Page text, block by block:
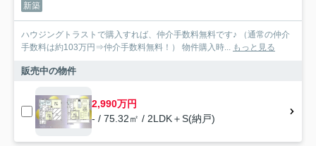
新築
ハウジングトラストで購入すれば、仲介手数料無料です♪ （通常の仲介
手数料は約103万円⇒仲介手数料無料！） 物件購入時... もっと見る
販売中の物件
2,990万円
- / 75.32㎡ / 2LDK＋S(納戸)